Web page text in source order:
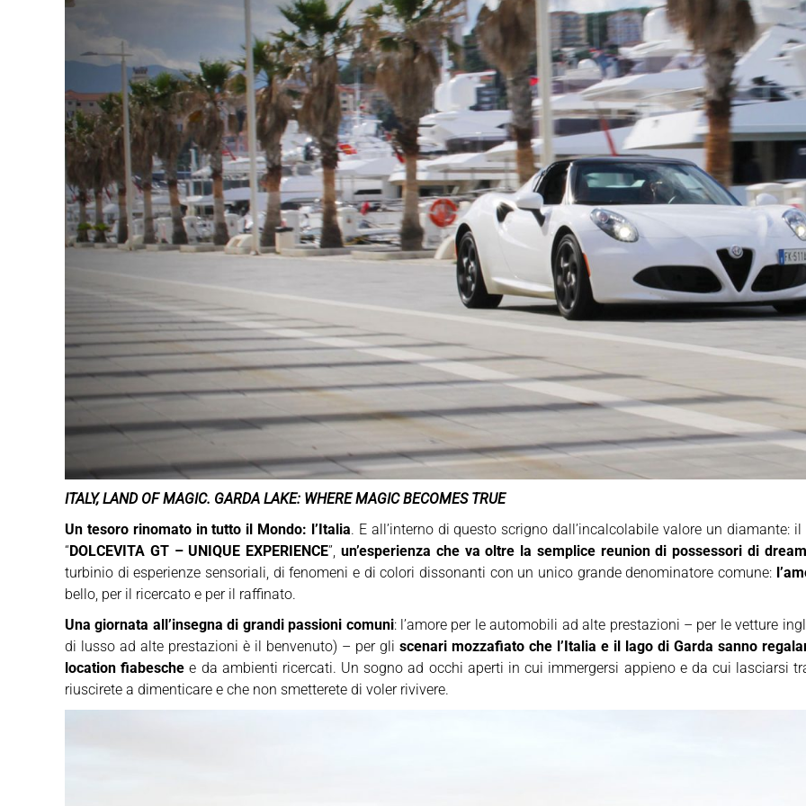
ITALY, LAND OF MAGIC. GARDA LAKE: WHERE MAGIC BECOMES TRUE
Un tesoro rinomato in tutto il Mondo: l’Italia. E all’interno di questo scrigno dall’incalcolabile valore un diamante:
“DOLCEVITA GT – UNIQUE EXPERIENCE”, un’esperienza che va oltre la semplice reunion di possessori di
turbinio di esperienze sensoriali, di fenomeni e di colori dissonanti con un unico grande denominatore comune:
bello, per il ricercato e per il raffinato.
Una giornata all’insegna di grandi passioni comuni: l’amore per le automobili ad alte prestazioni – per le vetture
di lusso ad alte prestazioni è il benvenuto) – per gli scenari mozzafiato che l’Italia e il lago di Garda sanno
location fiabesche e da ambienti ricercati. Un sogno ad occhi aperti in cui immergersi appieno e da cui lasciarsi
riuscirete a dimenticare e che non smetterete di voler rivivere.